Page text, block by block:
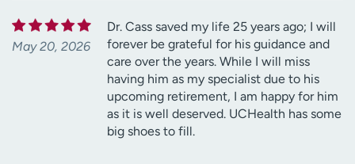
May 20, 2026
Dr. Cass saved my life 25 years ago; I will
forever be grateful for his guidance and
care over the years. While I will miss
having him as my specialist due to his
upcoming retirement, I am happy for him
as it is well deserved. UCHealth has some
big shoes to fill.